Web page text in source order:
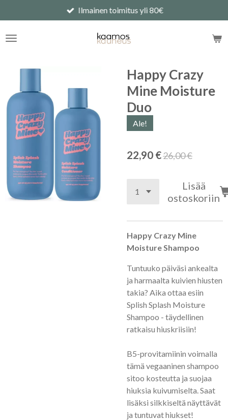
pääsisältöön
Ilmainen toimitus yli 80€
Happy Crazy
Mine Moisture
Duo
Ale!
22,90 €26,00 €
Lisää
ostoskoriin
Happy Crazy Mine
Moisture Shampoo
Tuntuuko päiväsi ankealta
ja harmaalta kuivien hiusten
takia? Aika ottaa esiin
Splish Splash Moisture
Shampoo - täydellinen
ratkaisu hiuskriisiin!
B5-provitamiinin voimalla
tämä vegaaninen shampoo
sitoo kosteutta ja suojaa
hiuksia kuivumiselta. Saat
lisäksi silkkiseltä näyttävät
ja tuntuvat hiukset!